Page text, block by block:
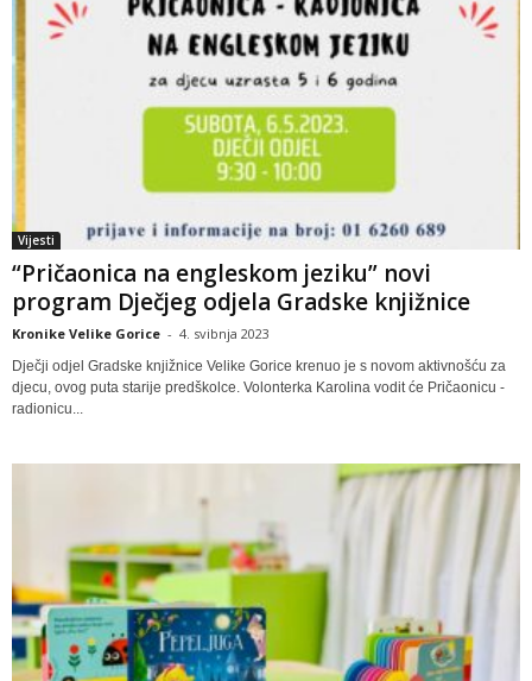
Vijesti
“Pričaonica na engleskom jeziku” novi
program Dječjeg odjela Gradske knjižnice
Kronike Velike Gorice - 4. svibnja 2023
Dječji odjel Gradske knjižnice Velike Gorice krenuo je s novom aktivnošću za
djecu, ovog puta starije predškolce. Volonterka Karolina vodit će Pričaonicu -
radionicu...